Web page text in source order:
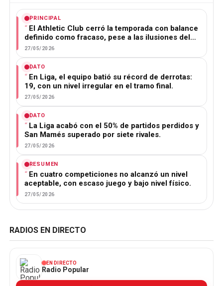
PRINCIPAL
El Athletic Club cerró la temporada con balance
definido como fracaso, pese a las ilusiones del…
27/05/2026
DATO
En Liga, el equipo batió su récord de derrotas:
19, con un nivel irregular en el tramo final.
27/05/2026
DATO
La Liga acabó con el 50% de partidos perdidos y
San Mamés superado por siete rivales.
27/05/2026
RESUMEN
En cuatro competiciones no alcanzó un nivel
aceptable, con escaso juego y bajo nivel físico.
27/05/2026
RADIOS EN DIRECTO
EN DIRECTO
Radio Popular